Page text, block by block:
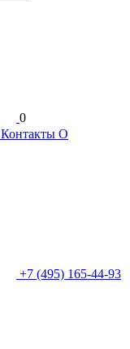
0
Контакты О
+7 (495) 165-44-93